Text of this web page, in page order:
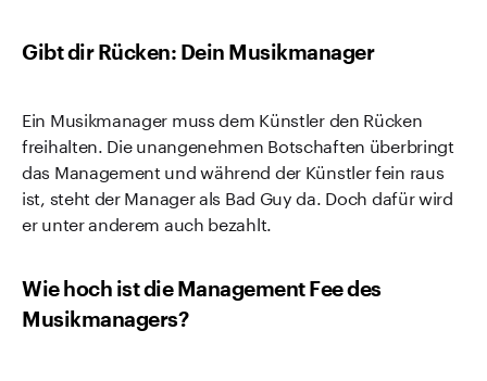
Gibt dir Rücken: Dein Musikmanager
Ein Musikmanager muss dem Künstler den Rücken
freihalten. Die unangenehmen Botschaften überbringt
das Management und während der Künstler fein raus
ist, steht der Manager als Bad Guy da. Doch dafür wird
er unter anderem auch bezahlt.
Wie hoch ist die Management Fee des
Musikmanagers?